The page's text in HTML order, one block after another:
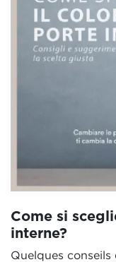
Come si
interne?
Quelques